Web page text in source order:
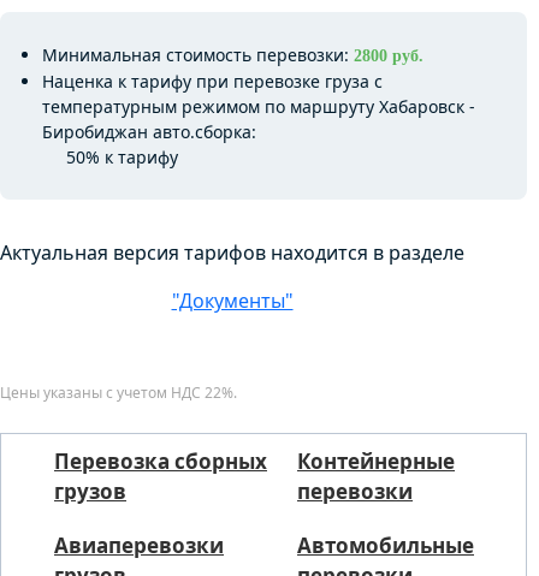
Минимальная стоимость перевозки: 2800 руб.
Наценка к тарифу при перевозке груза с
температурным режимом по маршруту Хабаровск -
Биробиджан авто.сборка:
50% к тарифу
Актуальная версия тарифов находится в разделе
"Документы"
Цены указаны с учетом НДС 22%.
Перевозка сборных
грузов
Контейнерные
перевозки
Авиаперевозки
Автомобильные